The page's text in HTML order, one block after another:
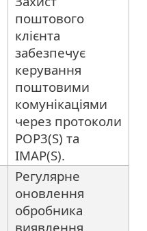
поштового
клієнта
забезпечує
керування
поштовими
комунікаціями
через протоколи
POP3(S) та
IMAP(S).
Регулярне
оновлення
обробника
виявлення